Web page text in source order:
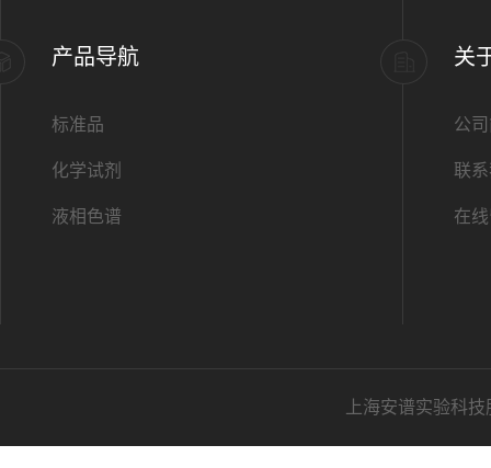
产品导航
标准品
化学试剂
液相色谱
关
公
联
在
上海安谱实验科